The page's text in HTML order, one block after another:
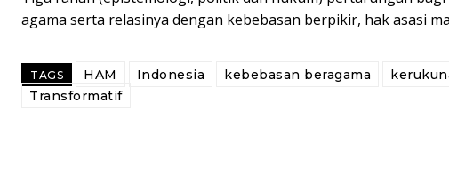
agama serta relasinya dengan kebebasan berpikir, hak asasi
TAGS HAM Indonesia kebebasan beragama
Transformatif